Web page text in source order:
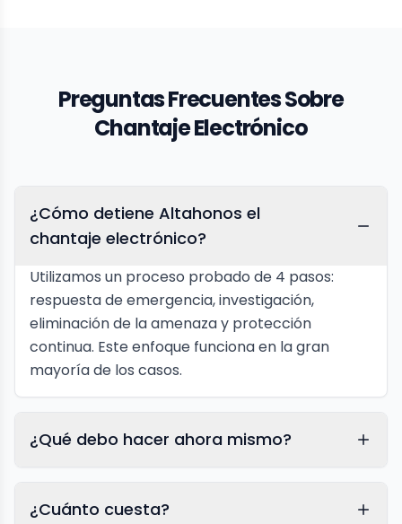
Preguntas Frecuentes Sobre
Chantaje Electrónico
¿Cómo detiene Altahonos el
chantaje electrónico?
Utilizamos un proceso probado de 4 pasos:
respuesta de emergencia, investigación,
eliminación de la amenaza y protección
continua. Este enfoque funciona en la gran
mayoría de los casos.
¿Qué debo hacer ahora mismo?
¿Cuánto cuesta?